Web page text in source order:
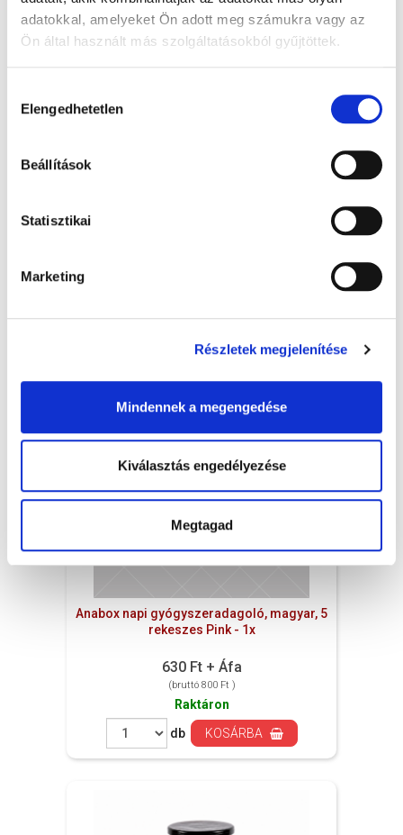
adatokkal, amelyeket Ön adott meg számukra vagy az
Ön által használt más szolgáltatásokból gyűjtöttek.
kiválasztása
Elengedhetetlen
Beállítások
Statisztikai
Marketing
Részletek megjelenítése
Mindennek a megengedése
Kiválasztás engedélyezése
Megtagad
Anabox napi gyógyszeradagoló, magyar, 5
rekeszes Pink - 1x
630 Ft + Áfa
(bruttó 800 Ft )
Raktáron
db
KOSÁRBA